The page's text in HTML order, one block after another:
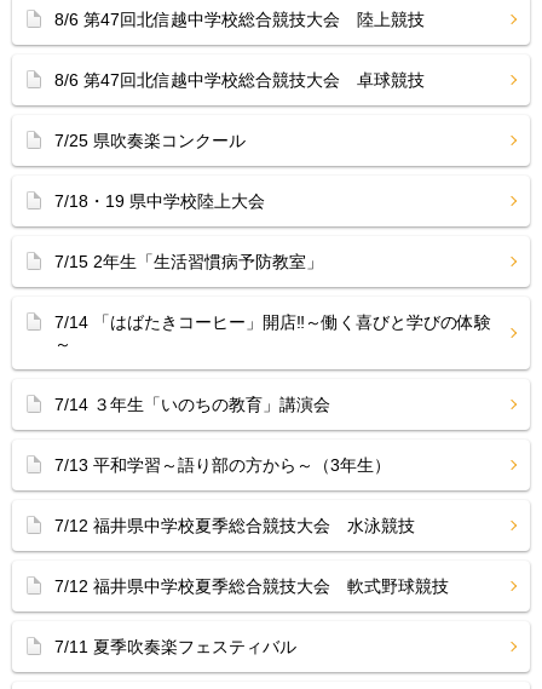
8/6 第47回北信越中学校総合競技大会 陸上競技
8/6 第47回北信越中学校総合競技大会 卓球競技
7/25 県吹奏楽コンクール
7/18・19 県中学校陸上大会
7/15 2年生「生活習慣病予防教室」
7/14 「はばたきコーヒー」開店‼︎～働く喜びと学びの体験
～
7/14 ３年生「いのちの教育」講演会
7/13 平和学習～語り部の方から～（3年生）
7/12 福井県中学校夏季総合競技大会 水泳競技
7/12 福井県中学校夏季総合競技大会 軟式野球競技
7/11 夏季吹奏楽フェスティバル